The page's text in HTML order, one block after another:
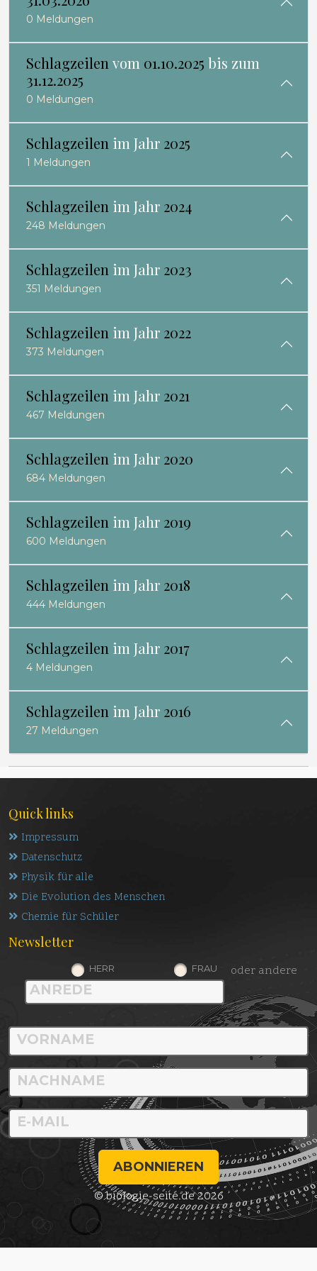
0 Meldungen
Schlagzeilen vom 01.10.2025 bis zum
31.12.2025
0 Meldungen
Schlagzeilen im Jahr 2025
1 Meldungen
Schlagzeilen im Jahr 2024
248 Meldungen
Schlagzeilen im Jahr 2023
351 Meldungen
Schlagzeilen im Jahr 2022
373 Meldungen
Schlagzeilen im Jahr 2021
467 Meldungen
Schlagzeilen im Jahr 2020
684 Meldungen
Schlagzeilen im Jahr 2019
600 Meldungen
Schlagzeilen im Jahr 2018
444 Meldungen
Schlagzeilen im Jahr 2017
4 Meldungen
Schlagzeilen im Jahr 2016
27 Meldungen
Quick links
Impressum
Datenschutz
Physik für alle
Die Evolution des Menschen
Chemie für Schüler
Newsletter
HERR FRAU oder andere
ABONNIEREN
© biologie-seite.de 2026